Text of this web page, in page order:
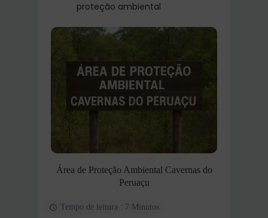
proteção ambiental
Área de Proteção Ambiental Cavernas do
Peruaçu
Tempo de leitura : 7 Minutos